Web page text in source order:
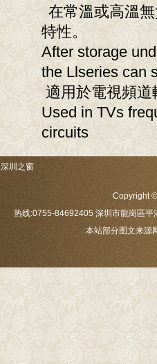
在常溫或高溫無
特性。
After storage
the Llseries can
適用於電視頻道
Used in TVs
circuits
深圳之窗
Copyright
热线:0755-84692405 深圳市龍崗區
本站部分图文来源